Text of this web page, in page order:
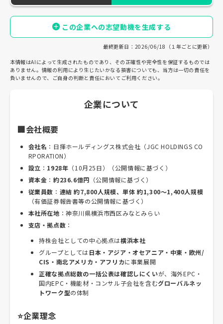
この企業への志望動機を生成する
最終更新日：2026/06/18（１年ごとに更新）
本情報はAIによって生成されたものであり、その正確性や完全性を保証するものでは
ありません。情報の利用により生じたいかなる損害についても、当方は一切の責任を
負いませんので、ご自身の判断と責任においてご利用ください。
企業について
🏢会社概要
会社名 ：日揮ホールディングス株式会社（JGC HOLDINGS CO
RPORATION）
設立 ： 1928年 （10月25日）（公開情報に基づく）
資本金 ：約236.6億円 （公開情報に基づく）
従業員数 ： 連結 約7,800人規模、単体 約1,300〜1,400人規模
（有価証券報告書等の公開情報に基づく）
本社所在地 ：神奈川県横浜市西区みなとみらい
支店・拠点数 ：
持株会社としての中心拠点は横浜本社
グループとしては日本・アジア・オセアニア・中東・欧州/
CIS・南北アメリカ・アフリカに事業展開
正確な拠点総数の一括公表は確認しにくいが、海外EPC・
国内EPC・機能材・コンサル子会社を含むグローバルネッ
トワーク型の体制
⭐企業理念